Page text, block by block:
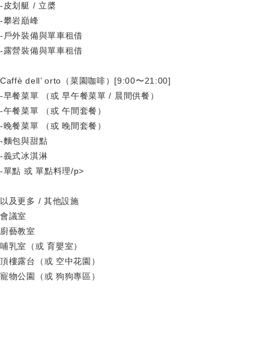
-皮划艇 / 立槳
-攀岩巔峰
-戶外裝備與單車租借
-露營裝備與單車租借
Caffè dell’ orto（菜園咖啡）[9:00〜21:00]
-早餐菜單 （或 早午餐菜單 / 晨間供餐）
-午餐菜單 （或 午間套餐）
-晚餐菜單 （或 晚間套餐）
-麵包與甜點
-義式冰淇淋
-單點 或 單點料理/p>
以及更多 / 其他設施
會議室
廚藝教室
哺乳室（或 育嬰室）
頂樓露台（或 空中花園）
寵物公園（或 狗狗專區）